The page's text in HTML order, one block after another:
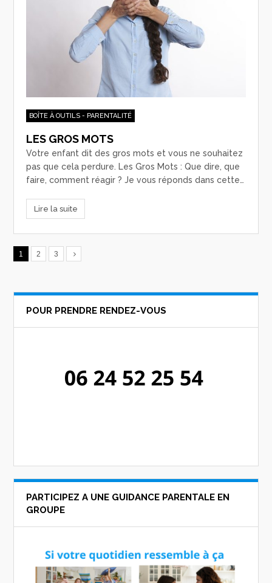
BOÎTE À OUTILS - PARENTALITÉ
LES GROS MOTS
Votre enfant dit des gros mots et vous ne souhaitez
pas que cela perdure. Les Gros Mots : Que dire, que
faire, comment réagir ? Je vous réponds dans cette…
Lire la suite
1 2 3
POUR PRENDRE RENDEZ-VOUS
PARTICIPEZ A UNE GUIDANCE PARENTALE EN
GROUPE